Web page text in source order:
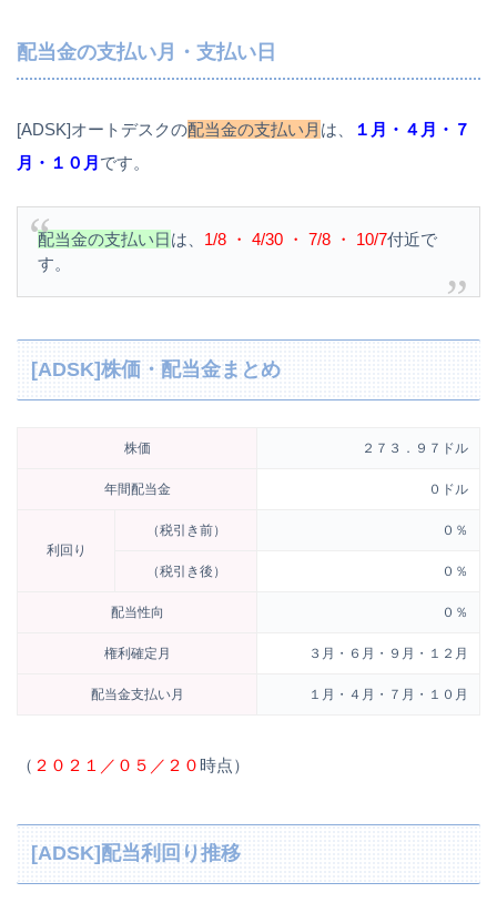
配当金の支払い月・支払い日
[ADSK]オートデスクの配当金の支払い月 は、
１月・４月・７
月・１０月 です。
配当金の支払い日は、 1/8 ・ 4/30 ・ 7/8 ・ 10/7付近で
す。
[ADSK]株価・配当金まとめ
株価 ２７３．９７ドル
年間配当金 ０ドル
利回り
（税引き前） ０％
（税引き後） ０％
配当性向 ０％
権利確定月 ３月・６月・９月・１２月
配当金支払い月 １月・４月・７月・１０月
（ ２０２１／０５／２０時点）
[ADSK]配当利回り推移